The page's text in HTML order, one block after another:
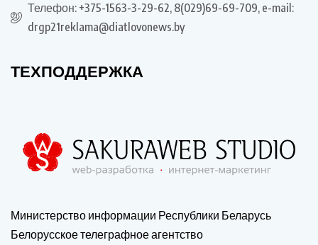
Телефон: +375-1563-3-29-62, 8(029)69-69-709, e-mail:
drgp21reklama@diatlovonews.by
ТЕХПОДДЕРЖКА
Министерство информации Республики Беларусь
Белорусское телеграфное агентство